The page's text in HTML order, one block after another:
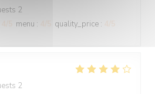
2
menu : quality_price :
2